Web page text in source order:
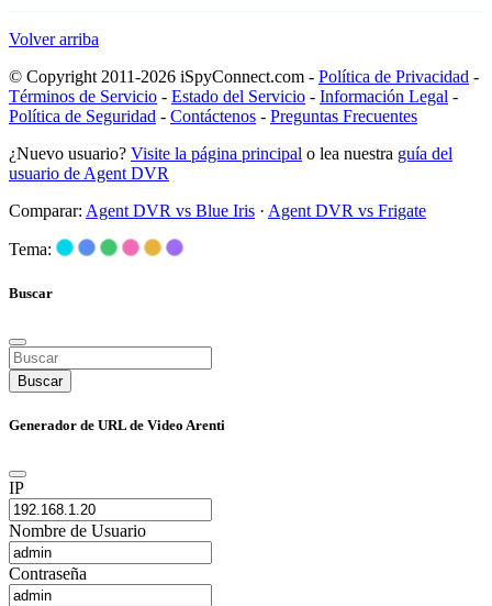
Volver arriba
© Copyright 2011-2026 iSpyConnect.com - Política de Privacidad -
Términos de Servicio - Estado del Servicio - Información Legal -
Política de Seguridad - Contáctenos - Preguntas Frecuentes
¿Nuevo usuario? Visite la página principal o lea nuestra guía del
usuario de Agent DVR
Comparar: Agent DVR vs Blue Iris · Agent DVR vs Frigate
Tema:
Buscar
Buscar
Generador de URL de Video Arenti
IP
Nombre de Usuario
Contraseña